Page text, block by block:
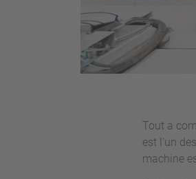
Tout a
est l'un
machine